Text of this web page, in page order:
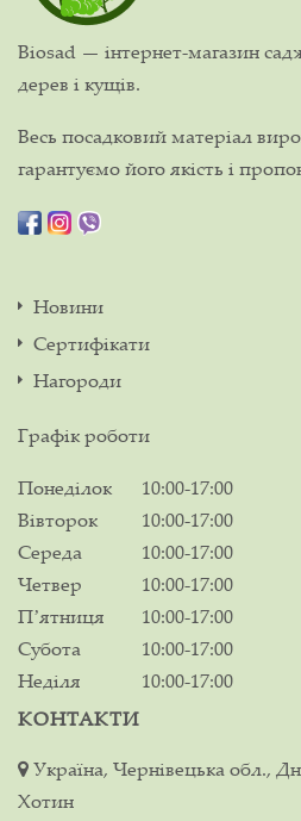
Biosad — інтернет-магазин
дерев і кущів.
Весь посадковий матеріал
гарантуємо його якість і
Новини
Сертифікати
Нагороди
Графік роботи
Понеділок
10:00-17:00
Вівторок
10:00-17:00
Середа
10:00-17:00
Четвер
10:00-17:00
Пʼятниця
10:00-17:00
Субота
10:00-17:00
Неділя
10:00-17:00
КОНТАКТИ
Україна, Чернівецька обл.,
Хотин